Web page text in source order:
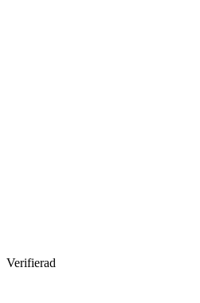
Verifierad